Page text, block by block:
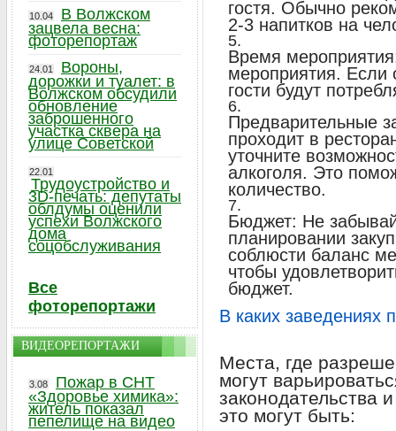
гостя. Обычно
2-3 напитков на
Время
мероприятия. Если
гости будут
Предварительные
проходит в
уточните
алкоголя. Это
количество.
Бюджет: Не
планировании
соблюсти баланс
чтобы
бюджет.
В каких заведениях
Места, где
могут
законодательства
это могут быть:
10.04
В Волжском
зацвела весна:
фоторепортаж
24.01
Вороны,
дорожки и туалет: в
Волжском обсудили
обновление
заброшенного
участка сквера на
улице Советской
22.01
Трудоустройство и
3D-печать: депутаты
облдумы оценили
успехи Волжского
дома
соцобслуживания
Все
фоторепортажи
ВИДЕОРЕПОРТАЖИ
3.08
Пожар в СНТ
«Здоровье химика»:
житель показал
пепелище на видео